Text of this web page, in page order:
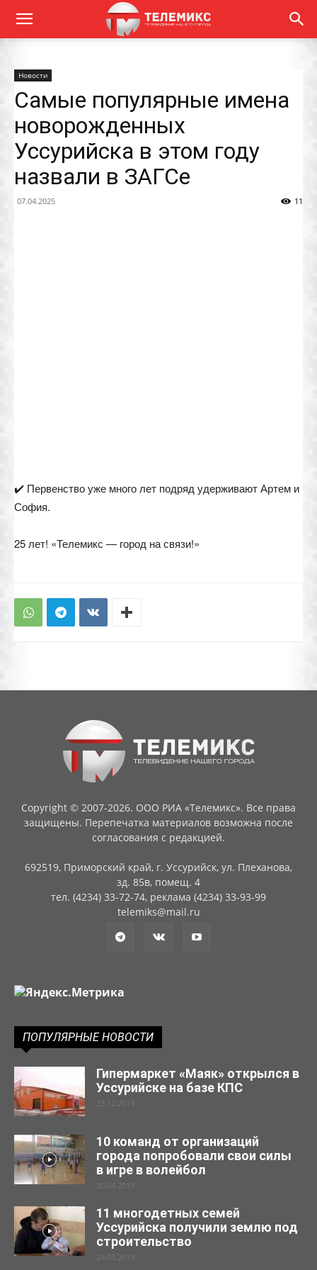
Новости
Самые популярные имена
новорожденных
Уссурийска в этом году
назвали в ЗАГСе
07.04.2025 11
✔️ Первенство уже много лет подряд удерживают Артем и
София.
25 лет! «Телемикс — город на связи!»
Copyright © 2007-2026. ООО РИА «Телемикс». Все права
защищены. Перепечатка материалов возможна после
согласования с редакцией.
692519, Приморский край, г. Уссурийск, ул. Плеханова,
зд. 85в, помещ. 4
тел. (4234) 33-72-74, реклама (4234) 33-93-99
telemiks@mail.ru
ПОПУЛЯРНЫЕ НОВОСТИ
Гипермаркет «Маяк» открылся в
Уссурийске на базе КПС
23.12.2019
10 команд от организаций
города попробовали свои силы
в игре в волейбол
30.04.2019
11 многодетных семей
Уссурийска получили землю под
строительство
29.03.2019